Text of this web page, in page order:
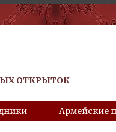
ОТКРЫТОК
Армейские